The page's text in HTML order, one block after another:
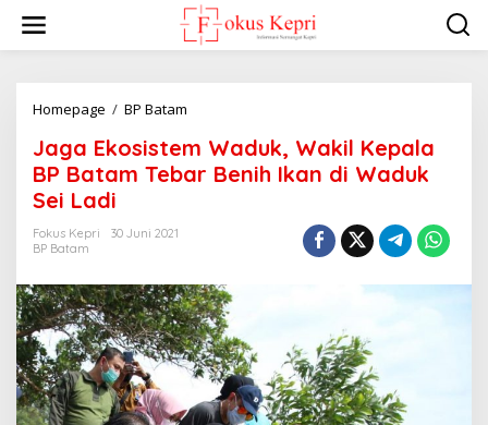
w
Homepage / BP Batam
g
a
E
s
t
e
m
W
a
d
Jaga Ekosistem Waduk, Wakil Kepala
BP Batam Tebar Benih Ikan di Waduk
Sei Ladi
Fokus Kepri
30 Juni 2021
BP Batam